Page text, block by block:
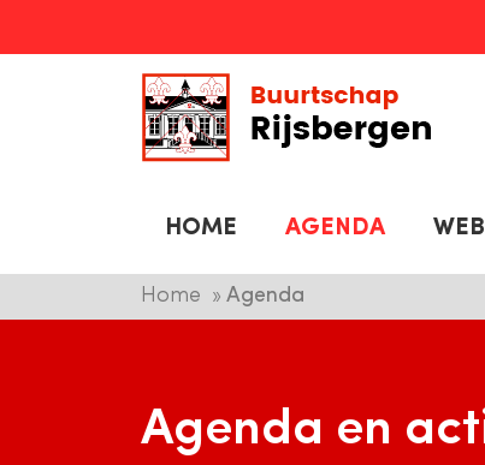
HOME AGENDA
Home Agenda
Agenda en